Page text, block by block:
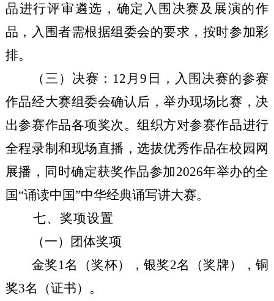
品进行评审遴选，确定入围决赛及展演的作
品，入围者需根据组委会的要求，按时参加彩
排。
（三）决赛： 12月9日，入围决赛的参赛
作品经大赛组委会确认后，举办现场比赛，决
出参赛作品各项奖次。组织方对参赛作品进行
全程录制和现场直播，选拔优秀作品在校园网
展播，同时确定获奖作品参加2026年举办的全
国“诵读中国”中华经典诵写讲大赛。
七、奖项设置
（一）团体奖项
金奖1名（奖杯），银奖2名（奖牌），铜
奖3名（证书）。